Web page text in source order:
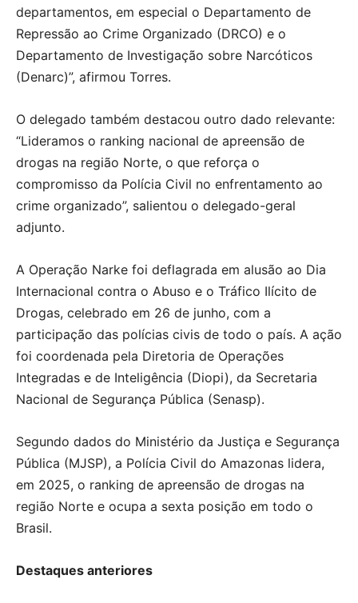
departamentos, em especial o Departamento de
Repressão ao Crime Organizado (DRCO) e o
Departamento de Investigação sobre Narcóticos
(Denarc)”, afirmou Torres.
O delegado também destacou outro dado relevante:
“Lideramos o ranking nacional de apreensão de
drogas na região Norte, o que reforça o
compromisso da Polícia Civil no enfrentamento ao
crime organizado”, salientou o delegado-geral
adjunto.
A Operação Narke foi deflagrada em alusão ao Dia
Internacional contra o Abuso e o Tráfico Ilícito de
Drogas, celebrado em 26 de junho, com a
participação das polícias civis de todo o país. A ação
foi coordenada pela Diretoria de Operações
Integradas e de Inteligência (Diopi), da Secretaria
Nacional de Segurança Pública (Senasp).
Segundo dados do Ministério da Justiça e Segurança
Pública (MJSP), a Polícia Civil do Amazonas lidera,
em 2025, o ranking de apreensão de drogas na
região Norte e ocupa a sexta posição em todo o
Brasil.
Destaques anteriores